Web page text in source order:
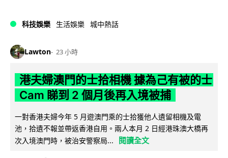
科技娛樂 生活娛樂 城中熱話
Lawton 23 小時
港夫婦澳門的士拾相機 據為己有被的士
Cam 睇到 2 個月後再入境被捕
一對香港夫婦今年 5 月遊澳門乘的士拾獲他人遺留相機及電
池，拾遺不報並帶返香港自用。兩人本月 2 日經港珠澳大橋再
次入境澳門時，被治安警察局...
閱讀全文